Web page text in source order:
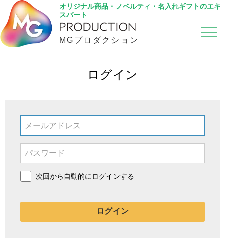
オリジナル商品・ノベルティ・名入れギフトのエキ
スパート
MGプロダクション
ログイン
次回から自動的にログインする
ログイン